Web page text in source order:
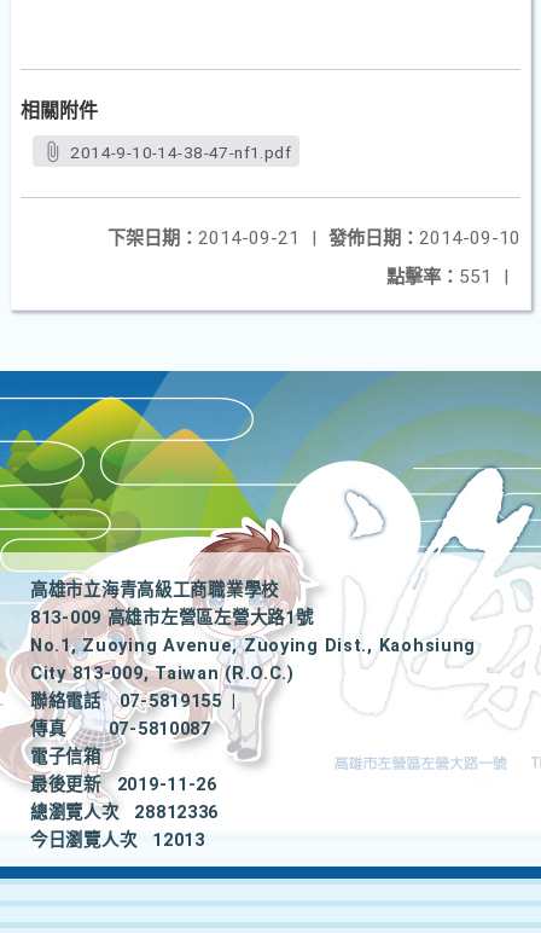
相關附件
2014-9-10-14-38-47-nf1.pdf
發佈日期： 2014-09-10
下架日期： 2014-09-21
|
點擊率： 551 |
高雄市立海青高級工商職業學校
813-009 高雄市左營區左營大路1號
No.1, Zuoying Avenue, Zuoying Dist., Kaohsiung
City 813-009, Taiwan (R.O.C.)
聯絡電話
07-5819155
|
傳真
07-5810087
電子信箱
最後更新
2019-11-26
總瀏覽人次
28812336
今日瀏覽人次
12013